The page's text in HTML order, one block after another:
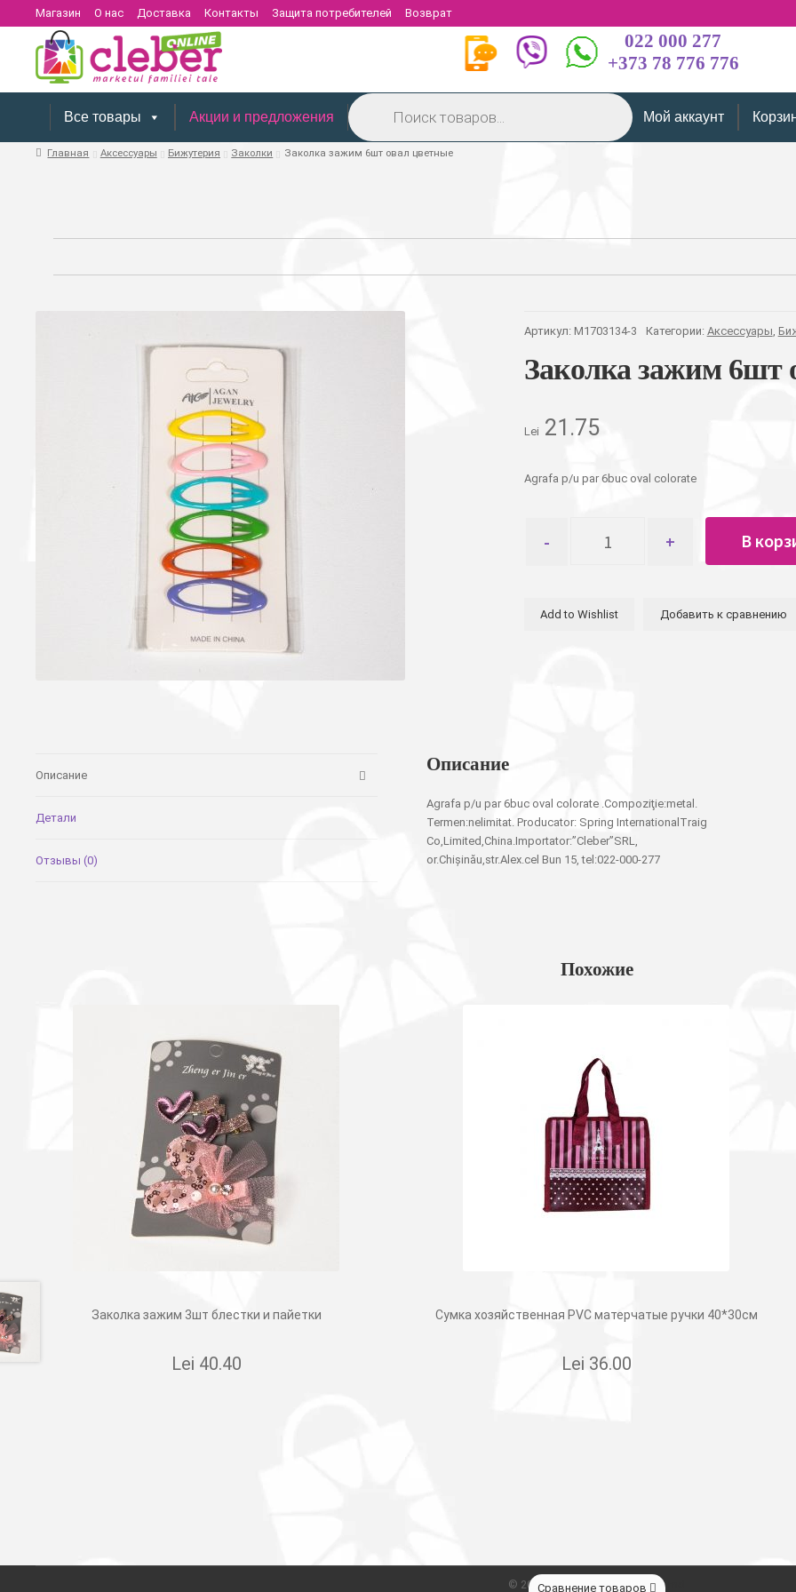
Магазин О нас Доставка Контакты Защита потребителей Возврат
022 000 277
+373 78 776 776
Все товары Акции и предложения
Поиск
товаров
Мой аккаунт
Главная Аксессуары Бижутерия Заколки Заколка зажим 6шт овал цветные
Артикул: M1703134-3 Категории: Аксессуары,
Заколка зажим 6шт
Lei 21.75
Agrafa p/u par 6buc oval colorate
товара
овал
В
Add to Wishlist Добавить к сравнению
Описание
Детали
Отзывы (0)
Описание
Agrafa p/u par 6buc oval colorate .Compoziţie:metal.
Termen:nelimitat. Producator: Spring InternationalTraig
Co,Limited,China.Importator:”Cleber”SRL,
or.Chișinău,str.Alex.cel Bun 15, tel:022-000-277
Похожие
Заколка зажим 3шт блестки и пайетки
Lei 40.40
Сумка хозяйственная PVC матерчатые ручки 40*30см
Lei 36.00
© 2026Сleber.Created by Dits.md
Сравнение товаров